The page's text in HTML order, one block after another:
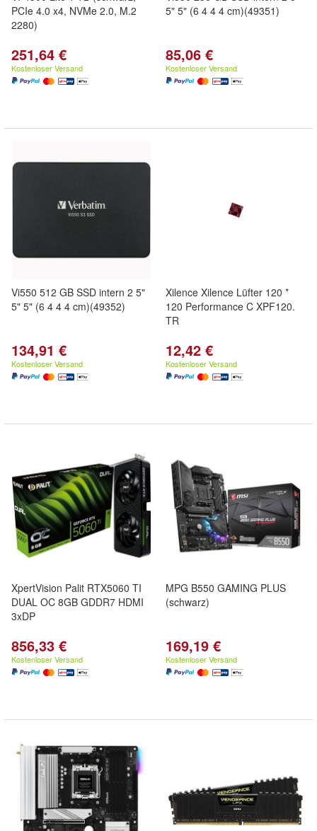
PCIe 4.0 x4, NVMe 2.0, M.2
2280)
251,64 €
Kostenloser Versand
5" 5" (6 4 4 4 cm)(49351)
85,06 €
Kostenloser Versand
Vi550 512 GB SSD intern 2 5"
5" 5" (6 4 4 4 cm)(49352)
134,91 €
Kostenloser Versand
Xilence Xilence Lüfter 120 *
120 Performance C XPF120.
TR
12,42 €
Kostenloser Versand
XpertVision Palit RTX5060 TI
DUAL OC 8GB GDDR7 HDMI
3xDP
856,33 €
Kostenloser Versand
MPG B550 GAMING PLUS
(schwarz)
169,19 €
Kostenloser Versand